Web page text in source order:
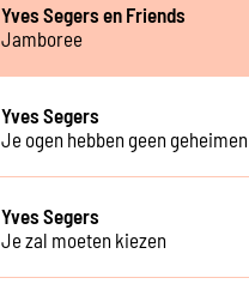
Yves Segers en Friends
Jamboree
Yves Segers
Je ogen hebben geen geheimen
Yves Segers
Je zal moeten kiezen